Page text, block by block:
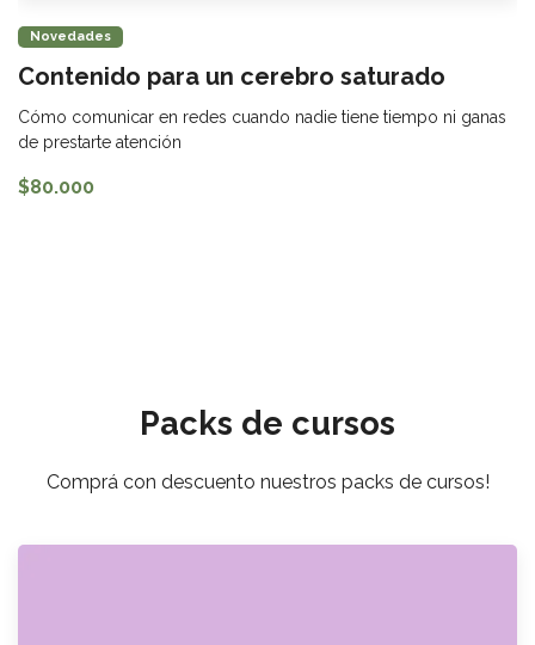
Novedades
Contenido para un cerebro saturado
Cómo comunicar en redes cuando nadie tiene tiempo ni ganas
de prestarte atención
$80.000
Packs de cursos
Comprá con descuento nuestros packs de cursos!